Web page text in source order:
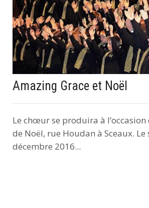
Amazing Grace et Noël
Le chœur se produira à l’occasion
de Noël, rue Houdan à Sceaux. Le
décembre 2016...